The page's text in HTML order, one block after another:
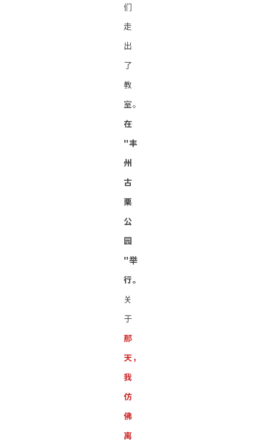
们
走
出
了
教
室。
在
"丰
州
古
栗
公
园
"举
行。
关
于
那
天，
我
仿
佛
离